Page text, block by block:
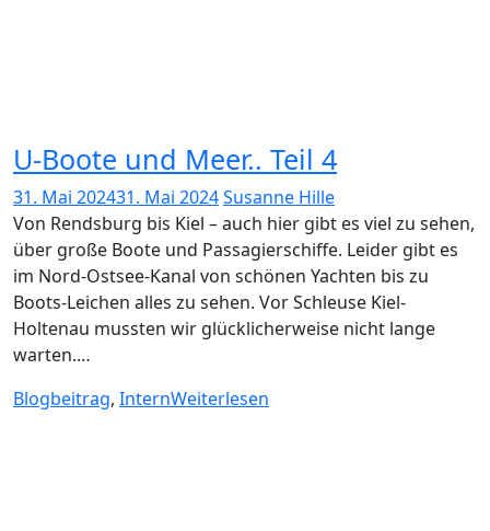
U-Boote und Meer.. Teil 4
31. Mai 202431. Mai 2024Susanne Hille
Von Rendsburg bis Kiel – auch hier gibt es viel zu sehen,
über große Boote und Passagierschiffe. Leider gibt es
im Nord-Ostsee-Kanal von schönen Yachten bis zu
Boots-Leichen alles zu sehen. Vor Schleuse Kiel-
Holtenau mussten wir glücklicherweise nicht lange
warten.…
Blogbeitrag, InternWeiterlesen